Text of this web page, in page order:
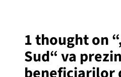
1 thought on “
Sud“ va